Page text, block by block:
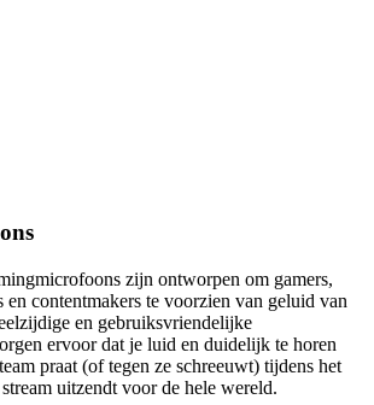
zijn ontworpen om gamers,
en contentmakers te voorzien van geluid van
en gebruiksvriendelijke
ervoor dat je luid en duidelijk te horen
praat (of tegen ze schreeuwt) tijdens het
uitzendt voor de hele wereld.